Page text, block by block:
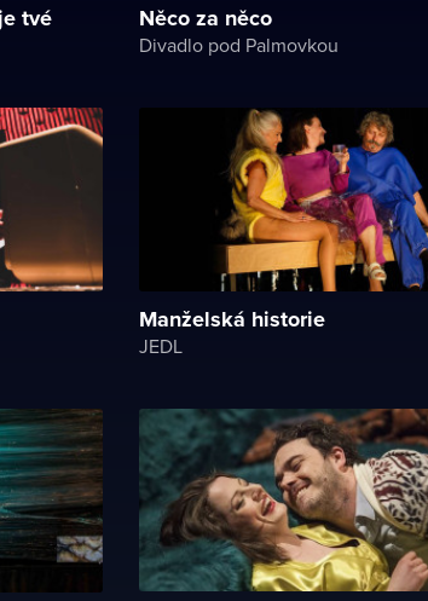
tvé Něco za něco
Divadlo pod Palmovkou
Manželská historie
JEDL